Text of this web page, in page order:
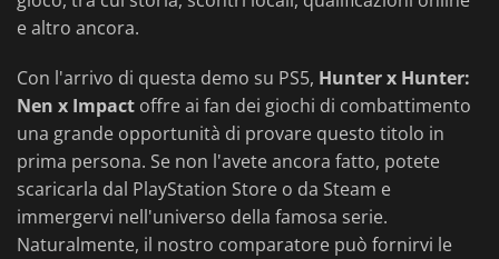
e altro ancora.
Con l'arrivo di questa demo su PS5, Hunter x Hunter:
Nen x Impact offre ai fan dei giochi di combattimento
una grande opportunità di provare questo titolo in
prima persona. Se non l'avete ancora fatto, potete
scaricarla dal PlayStation Store o da Steam e
immergervi nell'universo della famosa serie.
Naturalmente, il nostro comparatore può fornirvi le